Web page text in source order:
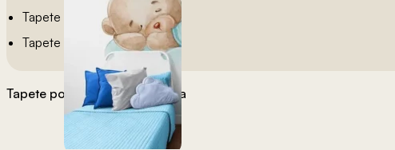
Tapete Za Kupatilo
Tapete Za Kuhinju
Tapete po želji Materijali tapeta